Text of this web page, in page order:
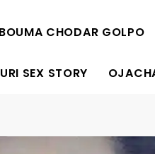
CHODAR GOLPO
SEX STORY